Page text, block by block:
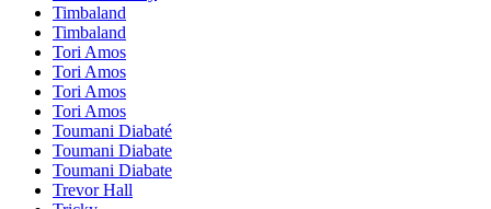
Timbaland
Timbaland
Tori Amos
Tori Amos
Tori Amos
Tori Amos
Toumani Diabaté
Toumani Diabate
Toumani Diabate
Trevor Hall